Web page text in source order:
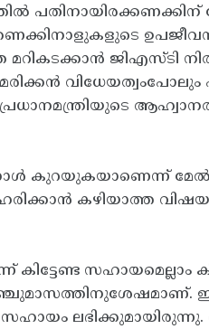
ജിഎസ്ടി
കുറയുകയാണെന്ന്
കഴിയാത്ത
കിട്ടേണ്ട സഹായമെല്ലാം
അഞ്ചുമാസത്തിനുശേഷമാണ്.
ലഭിക്കുമായിരുന്നു.